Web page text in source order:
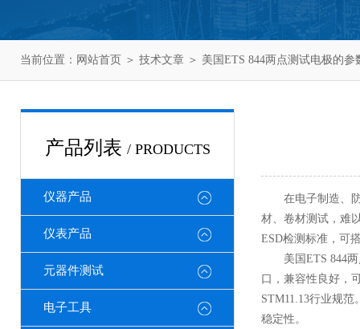
当前位置： 网站首页 ＞ 技术文章 ＞ 美国ETS 844两点测试电极的
产品列表 / PRODUCTS
仪器产品
仪表产品
元器件测试
电子工具
在电子制造、防
材、卷材测试，难
ESD检测标准，可
美国ETS 844两
口，兼容性良好，
STM11.13行业规
稳定性。